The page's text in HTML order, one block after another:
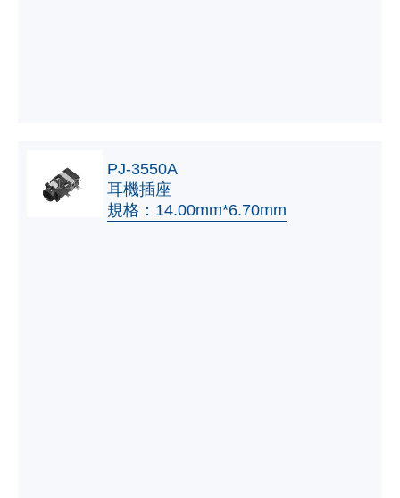
PJ-3550A
耳機插座
規格：14.00mm*6.70mm